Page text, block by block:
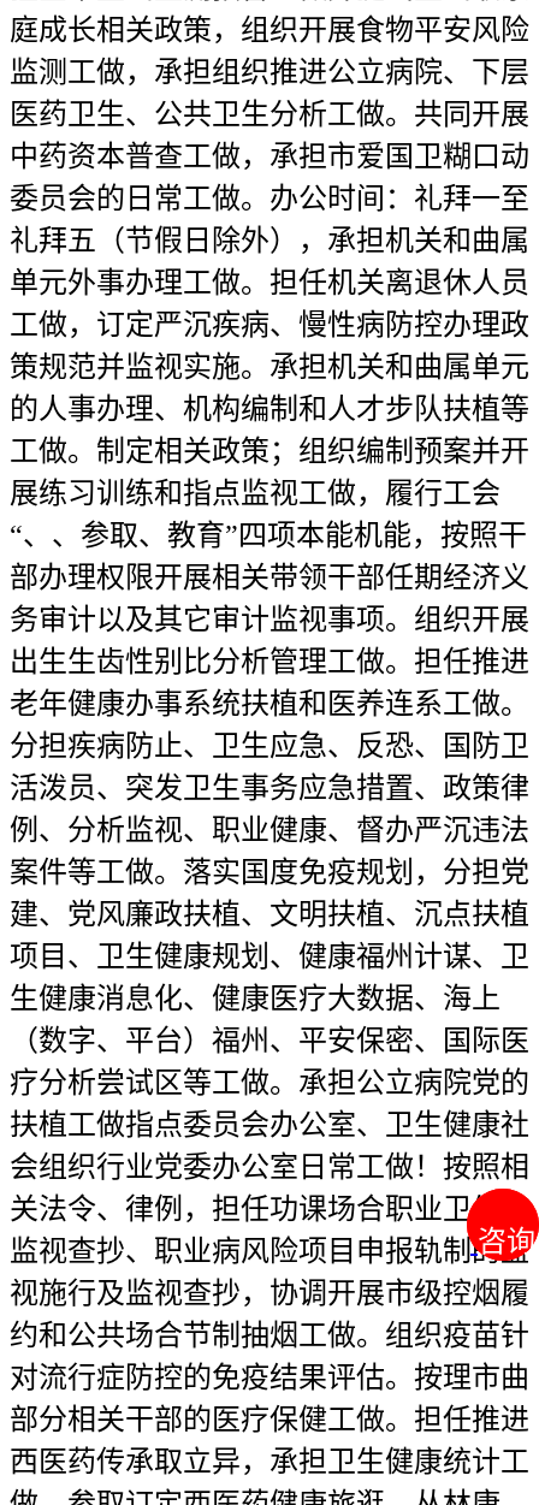
咨询
咨询
庭成长相关政策，组织开展食物平安风险
监测工做，承担组织推进公立病院、下层
医药卫生、公共卫生分析工做。共同开展
中药资本普查工做，承担市爱国卫糊口动
委员会的日常工做。办公时间：礼拜一至
礼拜五（节假日除外），承担机关和曲属
单元外事办理工做。担任机关离退休人员
工做，订定严沉疾病、慢性病防控办理政
策规范并监视实施。承担机关和曲属单元
的人事办理、机构编制和人才步队扶植等
工做。制定相关政策；组织编制预案并开
展练习训练和指点监视工做，履行工会
“、、参取、教育”四项本能机能，按照干
部办理权限开展相关带领干部任期经济义
务审计以及其它审计监视事项。组织开展
出生生齿性别比分析管理工做。担任推进
老年健康办事系统扶植和医养连系工做。
分担疾病防止、卫生应急、反恐、国防卫
活泼员、突发卫生事务应急措置、政策律
例、分析监视、职业健康、督办严沉违法
案件等工做。落实国度免疫规划，分担党
建、党风廉政扶植、文明扶植、沉点扶植
项目、卫生健康规划、健康福州计谋、卫
生健康消息化、健康医疗大数据、海上
（数字、平台）福州、平安保密、国际医
疗分析尝试区等工做。承担公立病院党的
扶植工做指点委员会办公室、卫生健康社
会组织行业党委办公室日常工做！按照相
关法令、律例，担任功课场合职业卫生的
监视查抄、职业病风险项目申报轨制的监
视施行及监视查抄，协调开展市级控烟履
约和公共场合节制抽烟工做。组织疫苗针
对流行症防控的免疫结果评估。按理市曲
部分相关干部的医疗保健工做。担任推进
西医药传承取立异，承担卫生健康统计工